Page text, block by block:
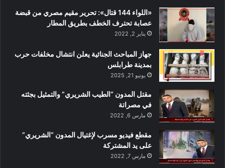
«اللواء 144 قتال»: تحرير مقيم مصري من قبضة
عصابة تحترف الخطف بطريق المطار
يناير 2, 2022
جهاز المباحث الجنائية يعلن انتشال مخلفات حرب
بمدينة طرابلس
يونيو 21, 2025
مقتل المدون “الطيب الشريري” والتمثيل بجثته
في مصراتة
مارس 6, 2022
مقطع فيديو مسرب لإغتيال المدون “الشريري”
على يد المشتركة
مارس 7, 2022